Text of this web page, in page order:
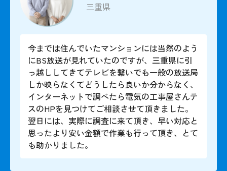
三重県
今までは住んでいたマンションには当然のよう
にBS放送が見れていたのですが、三重県に引
っ越ししてきてテレビを繋いでも一般の放送局
しか映らなくてどうしたら良いか分からなく、
インターネットで調べたら電気の工事屋さんテ
スのHPを見つけてご相談させて頂きました。
翌日には、実際に調査に来て頂き、早い対応と
思ったより安い金額で作業も行って頂き、とて
も助かりました。